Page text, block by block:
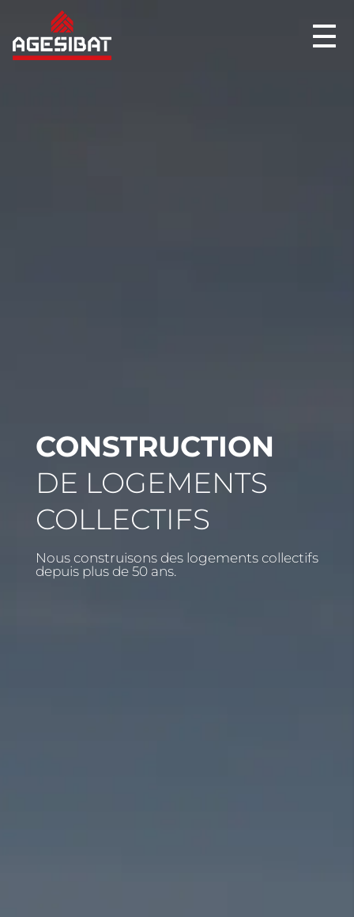
CONSTRUCTION
DE LOGEMENTS
COLLECTIFS
Nous construisons des logements collectifs
depuis plus de 50 ans.